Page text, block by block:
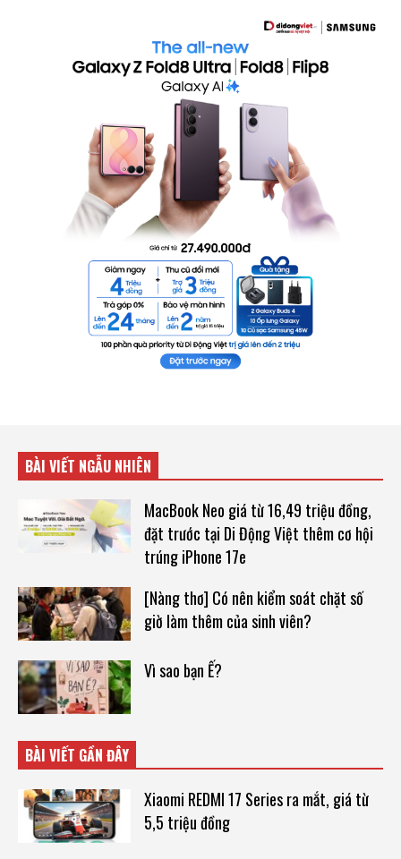
BÀI VIẾT NGẪU NHIÊN
MacBook Neo giá từ 16,49 triệu đồng,
đặt trước tại Di Động Việt thêm cơ hội
trúng iPhone 17e
[Nàng thơ] Có nên kiểm soát chặt số
giờ làm thêm của sinh viên?
Vì sao bạn Ế?
BÀI VIẾT GẦN ĐÂY
Xiaomi REDMI 17 Series ra mắt, giá từ
5,5 triệu đồng